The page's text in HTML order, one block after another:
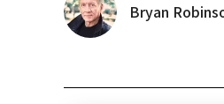
Bryan